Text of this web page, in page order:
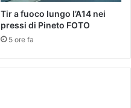
Tir a fuoco lungo l’A14 nei
pressi di Pineto FOTO
5 ore fa